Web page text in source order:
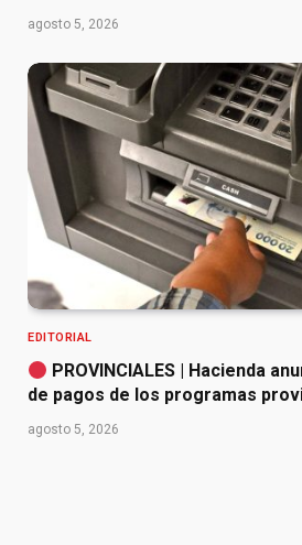
agosto 5, 2026
EDITORIAL
PROVINCIALES | Hacienda
de pagos de los programas
agosto 5, 2026